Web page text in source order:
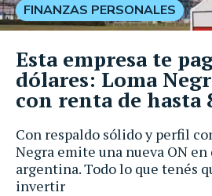
Con respaldo sólido y perfil
Negra emite una nueva ON
argentina. Todo lo que tenés
invertir
FINANZAS PERSONALES
Esta empresa te
dólares: Loma
con renta de hasta